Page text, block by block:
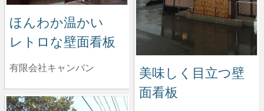
美味しく目立つ壁
面看板
ほんわか温かい
レトロな壁面看板
有限会社キャンバン